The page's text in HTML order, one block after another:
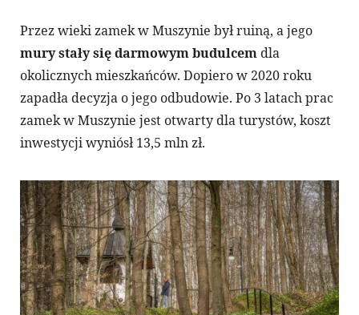
Przez wieki zamek w Muszynie był ruiną, a jego
mury stały się darmowym budulcemdla
okolicznych mieszkańców. Dopiero w 2020 roku
zapadła decyzja o jego odbudowie. Po 3 latach prac
zamek w Muszynie jest otwarty dla turystów, koszt
inwestycji wyniósł 13,5 mln zł.